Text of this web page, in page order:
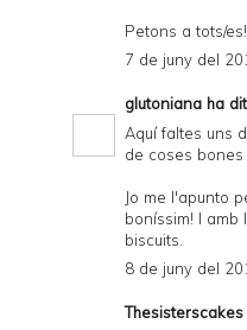
Petons a tots/es!
7 de juny del
glutoniana ha
Aquí faltes uns
de coses bones
Jo me l'apunto
boníssim! I amb
biscuits.
8 de juny del
Thesisterscakes